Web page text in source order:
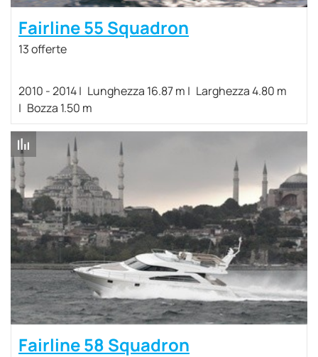
Fairline 55 Squadron
13 offerte
2010 - 2014 Lunghezza 16.87 m
Larghezza 4.80 m
Bozza 1.50 m
Fairline 58 Squadron